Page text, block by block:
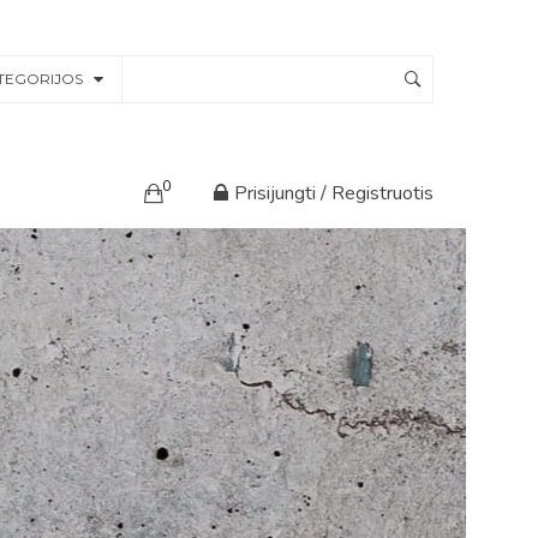
0 Prisijungti / Registruotis